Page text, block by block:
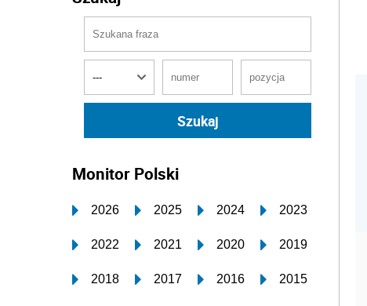
Monitor Polski
2026 2025 2024 2023
2022 2021 2020 2019
2018 2017 2016 2015